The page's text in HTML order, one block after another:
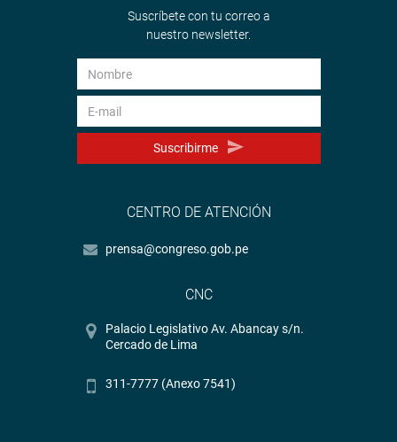
Suscríbete con tu correo a
nuestro newsletter.
Suscribirme
CENTRO DE ATENCIÓN
prensa@congreso.gob.pe
CNC
Palacio Legislativo Av. Abancay s/n.
Cercado de Lima
311-7777 (Anexo 7541)